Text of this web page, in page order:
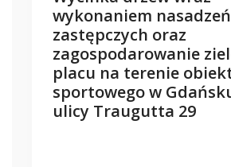
wykonaniem nasadzeń
zastępczych oraz
zagospodarowanie
placu na terenie
sportowego w
ulicy Traugutta 29